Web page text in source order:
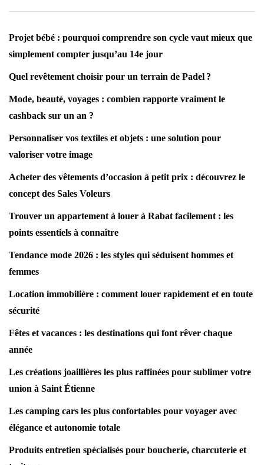
Projet bébé : pourquoi comprendre son cycle vaut mieux que
simplement compter jusqu’au 14e jour
Quel revêtement choisir pour un terrain de Padel ?
Mode, beauté, voyages : combien rapporte vraiment le
cashback sur un an ?
Personnaliser vos textiles et objets : une solution pour
valoriser votre image
Acheter des vêtements d’occasion à petit prix : découvrez le
concept des Sales Voleurs
Trouver un appartement à louer à Rabat facilement : les
points essentiels à connaître
Tendance mode 2026 : les styles qui séduisent hommes et
femmes
Location immobilière : comment louer rapidement et en toute
sécurité
Fêtes et vacances : les destinations qui font rêver chaque
année
Les créations joaillières les plus raffinées pour sublimer votre
union à Saint Étienne
Les camping cars les plus confortables pour voyager avec
élégance et autonomie totale
Produits entretien spécialisés pour boucherie, charcuterie et